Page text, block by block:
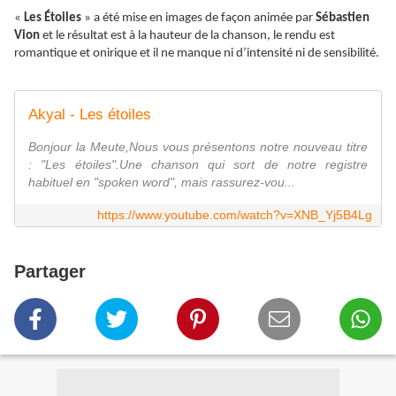
« Les Étoiles » a été mise en images de façon animée par Sébastien
Vion et le résultat est à la hauteur de la chanson, le rendu est
romantique et onirique et il ne manque ni d’intensité ni de sensibilité.
Akyal - Les étoiles
Bonjour la Meute,Nous vous présentons notre nouveau titre
: "Les étoiles".Une chanson qui sort de notre registre
habituel en "spoken word", mais rassurez-vou...
https://www.youtube.com/watch?v=XNB_Yj5B4Lg
Partager